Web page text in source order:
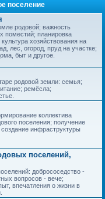
поселение
родовой; важность
поместий; планировка
хозяйствования на
лес, огород, пруд на участке;
быт и другое.
родовой земли: семья;
ремёсла;
коллектива
поселения; получение
инфраструктуры
поселений,
добрососедство -
вопросов - вече;
впечатления о жизни в